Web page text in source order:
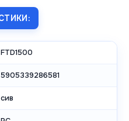
FTD1500
5905339286581
сив